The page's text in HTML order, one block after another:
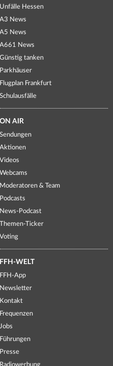
Unfälle Hessen
A3 News
A5 News
A661 News
Günstig tanken
Parkhäuser
Flugplan Frankfurt
Schulausfälle
ON AIR
Sendungen
Aktionen
Videos
Webcams
Moderatoren & Team
Podcasts
News-Podcast
Themen-Ticker
Voting
FFH-WELT
FFH-App
Newsletter
Kontakt
Frequenzen
Jobs
Führungen
Presse
Radiowerbung